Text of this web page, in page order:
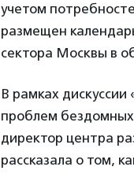
учетом
размещен
сектора Москвы в
В рамках
проблем
директор центра
рассказала о том,